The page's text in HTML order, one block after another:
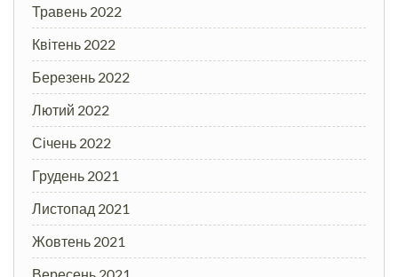
Травень 2022
Квітень 2022
Березень 2022
Лютий 2022
Січень 2022
Грудень 2021
Листопад 2021
Жовтень 2021